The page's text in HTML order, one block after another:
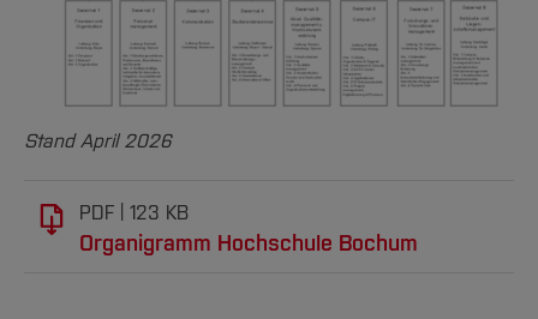
Stand April 2026
PDF 123 KB
Organigramm Hochschule Bochum